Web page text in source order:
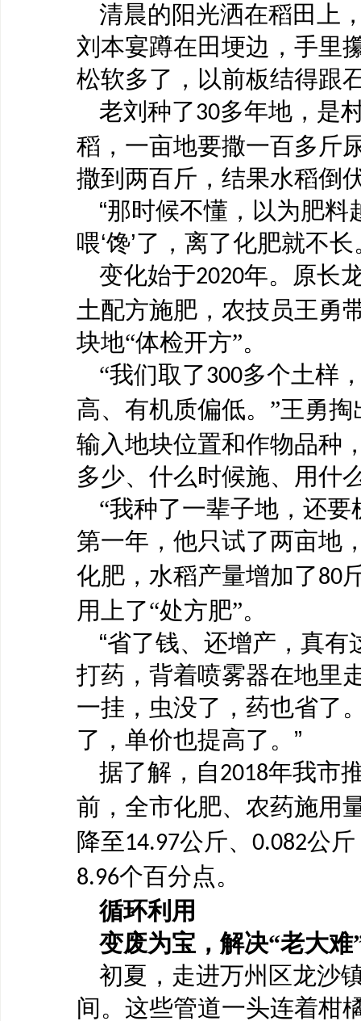
清晨的阳光洒在稻田上
刘本宴蹲在田埂边，手里
松软多了，以前板结得跟
老刘种了30多年地，是
稻，一亩地要撒一百多斤
撒到两百斤，结果水稻倒
“那时候不懂，以为肥
喂‘馋’了，离了化肥就不
变化始于2020年。原长
土配方施肥，农技员王勇
块地“体检开方”。
“我们取了300多个土样
高、有机质偏低。”王勇
输入地块位置和作物品种
多少、什么时候施、用什
“我种了一辈子地，还
第一年，他只试了两亩地
化肥，水稻产量增加了80
用上了“处方肥”。
“省了钱、还增产，真有
打药，背着喷雾器在地里
一挂，虫没了，药也省了
了，单价也提高了。”
据了解，自2018年我市
前，全市化肥、农药施用
降至14.97公斤、 0.082公
8.96个百分点。
循环利用
变废为宝，解决“老大难
初夏，走进万州区龙沙
间。这些管道一头连着柑